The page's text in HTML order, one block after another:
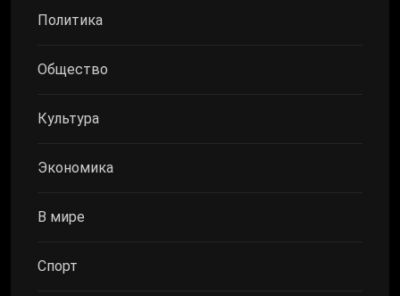
Политика
Общество
Культура
Экономика
В мире
Спорт